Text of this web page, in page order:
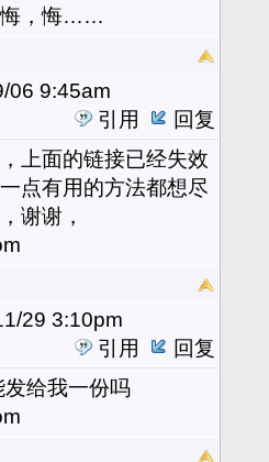
悔，悔……
06 9:45am
引用
回复
上面的链接已经失效
点有用的方法都想尽
谢谢，
29 3:10pm
引用
回复
给我一份吗